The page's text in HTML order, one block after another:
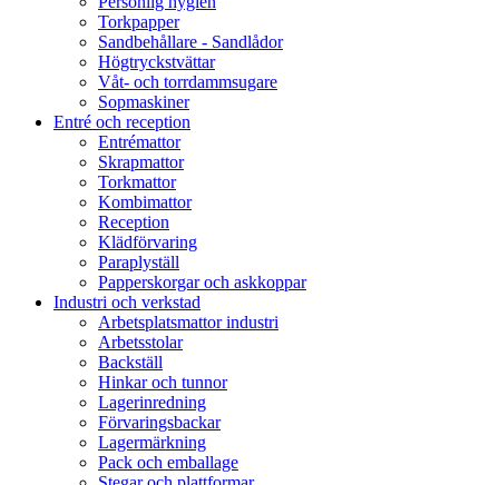
Torkpapper
Sandbehållare - Sandlådor
Högtryckstvättar
Våt- och torrdammsugare
Sopmaskiner
Entré och reception
Entrémattor
Skrapmattor
Torkmattor
Kombimattor
Reception
Klädförvaring
Paraplyställ
Papperskorgar och askkoppar
Industri och verkstad
Arbetsplatsmattor industri
Arbetsstolar
Backställ
Hinkar och tunnor
Lagerinredning
Förvaringsbackar
Lagermärkning
Pack och emballage